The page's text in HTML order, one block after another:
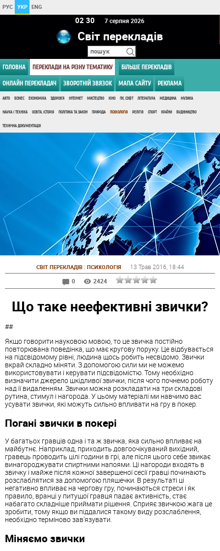
РУС УКР ENG
02:30 7 серпня 2026
Світ перекладів
ГОЛОВНА ПЕРЕКЛАДИ НА РІЗНУ ТЕМАТИКУ БІЛЬШЕ ПЕРЕКЛАДІВ
ОНЛАЙН ПЕРЕКЛАДАЧ ЗВОРОТНІЙ ЗВЯЗОК МАПА САЙТУ РЕКЛАМА
АВТО БІЗНЕС ЕКОНОМІКА ЗДОРОВ'Я ІНТЕРНЕТ МИСТЕЦТВО КІНО ПК, СОФТ ЛІТЕРАТУРА МЕДИЦИНА МУЗИКА
НАУКА І ТЕХНІКА ОСВІТА, ІСТОРІЯ ПОЛІТИКА ТА ЗАКОН ПРИРОДА ПСИХОЛОГІЯ РЕЛІГІЯ СПОРТ КРАЇНИ БУДІВНИЦТВО
ТЕХНІЧНА ДОКУМЕНТАЦІЯ
СВІТ ПЕРЕКЛАДІВ: ПСИХОЛОГІЯ 13 Трав 2016 , 18:44
0
2424
Що таке неефективні звички?
##
Якщо говорити науковою мовою, то це звичка постійно
повторювана поведінка, що має кругову поруку. Це відбувається
на підсвідомому рівні, людина щось робить несвідомо. Звички
вкрай складно міняти. З допомогою сили ми не можемо
використовувати і керувати підсвідомістю. Тому необхідно
визначити джерело шкідливої звички, після чого почнемо роботу
над її видаленням. Звички можна розкладати на три складові
рутина, стимул і нагорода. У цьому матеріалі ми навчимо вас
усувати звички, які можуть сильно впливати на гру в покер.
Погані звички в покері
У багатьох гравців одна і та ж звичка, яка сильно впливає на
майбутнє. Наприклад, приходить довгоочікуваний вихідний,
гравець проводить цілі години в грі, але після цього себе звикає
винагороджувати спиртними напоями. Ці нагороди входять в
звичку і майже після кожної завершеної сесії гравці починають
розслаблятися за допомогою пляшечки. В результаті ці
негативно впливає на чергову гру, починаються стреси і як
правило, вранці у питущої гравця падає активність, стає
набагато складніше приймати рішення. Сприяє звичкою жага це
зробити, тому якщо ви піддалися такому виду розслаблення,
необхідно терміново зав'язувати.
Міняємо звички